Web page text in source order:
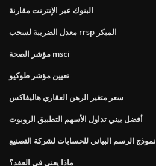
البنوك عبر الإنترنت مقارنة
معدل الضريبة لسحب rrsp المبكر
مؤشر الصحة msci
تعيين مؤشر طوكيو
سعر متغير الرهن العقاري هاليفاكس
أفضل بيني تداول الأسهم التطبيق الروبوت
نموذج الرسم البياني للحسابات لشركة التصنيع
ماذا يعني في العقد؟